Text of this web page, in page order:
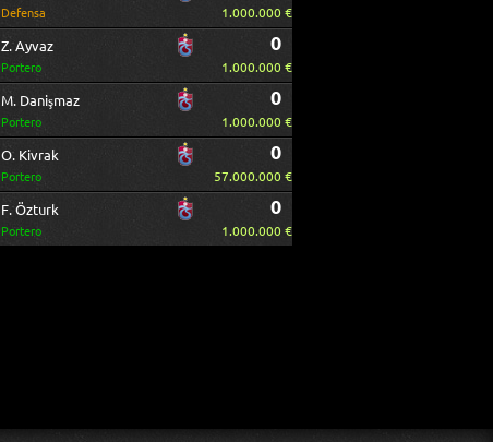
Defensa 1.000.000 €
Z. Ayvaz
Portero
0
1.000.000 €
M. Danişmaz
Portero
0
1.000.000 €
O. Kivrak
Portero
0
57.000.000 €
F. Özturk
Portero
0
1.000.000 €